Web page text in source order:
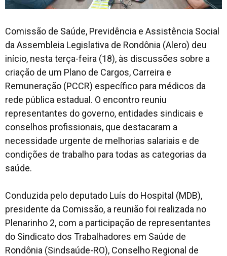
Comissão de Saúde, Previdência e Assistência Social
da Assembleia Legislativa de Rondônia (Alero) deu
início, nesta terça-feira (18), às discussões sobre a
criação de um Plano de Cargos, Carreira e
Remuneração (PCCR) específico para médicos da
rede pública estadual. O encontro reuniu
representantes do governo, entidades sindicais e
conselhos profissionais, que destacaram a
necessidade urgente de melhorias salariais e de
condições de trabalho para todas as categorias da
saúde.
Conduzida pelo deputado Luís do Hospital (MDB),
presidente da Comissão, a reunião foi realizada no
Plenarinho 2, com a participação de representantes
do Sindicato dos Trabalhadores em Saúde de
Rondônia (Sindsaúde-RO), Conselho Regional de